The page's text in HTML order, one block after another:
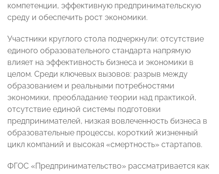
компетенции, эффективную предпринимательскую
среду и обеспечить рост экономики.
Участники круглого стола подчеркнули: отсутствие
единого образовательного стандарта напрямую
влияет на эффективность бизнеса и экономики в
целом. Среди ключевых вызовов: разрыв между
образованием и реальными потребностями
экономики, преобладание теории над практикой,
отсутствие единой системы подготовки
предпринимателей, низкая вовлеченность бизнеса в
образовательные процессы, короткий жизненный
цикл компаний и высокая «смертность» стартапов.
ФГОС «Предпринимательство» рассматривается как